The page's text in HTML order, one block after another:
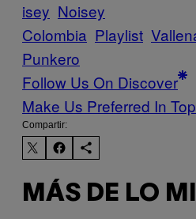
isey Noisey
Colombia Playlist
Punkero
Follow Us On Discover
Make Us Preferred In
Compartir:
MÁS DE LO